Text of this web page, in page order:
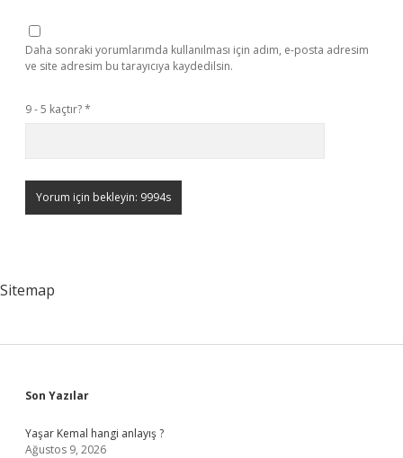
Daha sonraki yorumlarımda kullanılması için adım, e-posta adresim
ve site adresim bu tarayıcıya kaydedilsin.
9 - 5 kaçtır?*
Sitemap
Sidebar
Son Yazılar
Yaşar Kemal hangi anlayış ?
Ağustos 9, 2026